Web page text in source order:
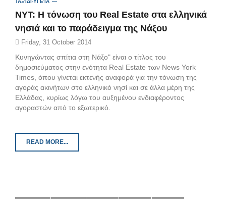
ΤΑΞΊΔΙ-ΥΓΕΊΑ
NYT: Η τόνωση του Real Estate στα ελληνικά
νησιά και το παράδειγμα της Νάξου
Friday, 31 October 2014
Κυνηγώντας σπίτια στη Νάξο" είναι ο τίτλος του
δημοσιεύματoς στην ενότητα Real Estate των News York
Times, όπου γίνεται εκτενής αναφορά για την τόνωση της
αγοράς ακινήτων στο ελληνικό νησί και σε άλλα μέρη της
Ελλάδας, κυρίως λόγω του αυξημένου ενδιαφέροντος
αγοραστών από το εξωτερικό.
READ MORE...